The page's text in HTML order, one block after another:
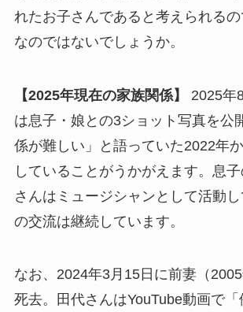
れたお子さんであると考えられる
なのではないでしょうか。
【2025年現在の家族関係】
2025年
は息子・娘との3ショット写真を公
係が難しい」と語っていた2022年
していることがうかがえます。息
さんはミュージシャンとして活動
の交流は継続しています。
なお、2024年3月15日に前妻（
死去。田代さんはYouTube動画で「